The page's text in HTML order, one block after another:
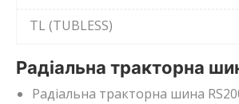
TL (TUBLESS)
Радіальна тракторна
Радіальна тракторна шина